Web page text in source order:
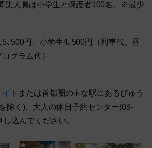
集人員は小学生と保護者100名。※最少
､500円、小学生4､500円（列車代、昼
グラム代）
ト または首都圏の主な駅にあるびゅう
除く)、大人の休日予約センター(03-
込んでください。